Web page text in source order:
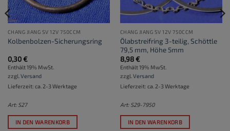
CHANG JIANG SV 12V 750CCM
Kolbenbolzen-Sicherungsring
0,30€
Enthält 19% MwSt.
zzgl. Versand
Lieferzeit: ca. 2-3 Werktage
Art: S27
IN DEN WARENKORB
CHANG JIANG SV 12V 750CCM
Ölabstreifring 3-teilig, Schöttle
79,5 mm, Höhe 5mm
8,98€
Enthält 19% MwSt.
zzgl. Versand
Lieferzeit: ca. 2-3 Werktage
Art: S29-7950
IN DEN WARENKORB